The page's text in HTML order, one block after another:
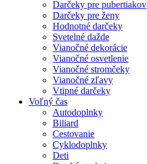
Darčeky pre pubertiakov
Darčeky pre ženy
Hodnotné darčeky
Svetelné dažde
Vianočné dekorácie
Vianočné osvetlenie
Vianočné stromčeky
Vianočné zľavy
Vtipné darčeky
Voľný čas
Autodoplnky
Biliard
Cestovanie
Cyklodoplnky
Deti